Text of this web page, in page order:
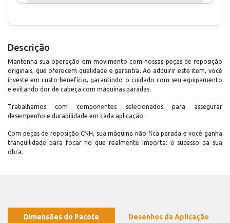
Descrição
Mantenha sua operação em movimento com nossas peças de reposição
originais, que oferecem qualidade e garantia. Ao adquirir este item, você
investe em custo-benefício, garantindo o cuidado com seu equipamento
e evitando dor de cabeça com máquinas paradas.
Trabalhamos com componentes selecionados para assegurar
desempenho e durabilidade em cada aplicação.
Com peças de reposição CNH, sua máquina não fica parada e você ganha
tranquilidade para focar no que realmente importa: o sucesso da sua
obra.
Dimensões do Pacote Desenhos da Aplicação